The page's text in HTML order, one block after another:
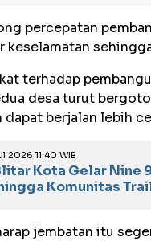
percepatan
terhadap
desa turut
berjalan lebih
2026 11:40 WIB
Kota Gelar Nine
Komunitas
jembatan itu